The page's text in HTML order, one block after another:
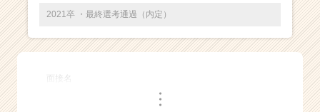
チ
ー・
成
2021卒 ・最終選考通過（内定）
面接名
・・・